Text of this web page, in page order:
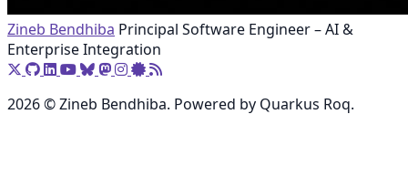
Zineb Bendhiba Principal Software Engineer – AI &
Enterprise Integration
2026 © Zineb Bendhiba. Powered by Quarkus Roq.